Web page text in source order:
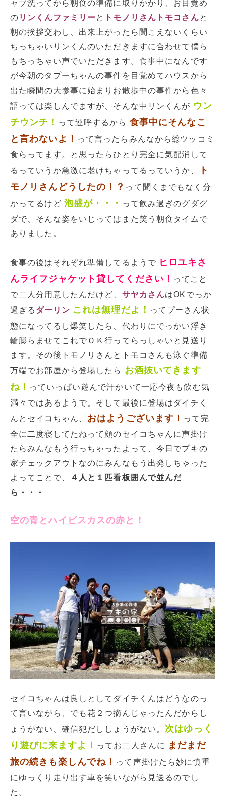
ャブ洗ってから朝食の準備に取りかかり、お目覚め
の リンくんファミリーと トモノリさんトモコさんと
朝の挨拶交わし、出来上がったら聞こえないくらい
ちっちゃいリンくんのいただきますに合わせて僕ら
もちっちゃい声でいただきます。食事中になんです
が今朝のタプーちゃんの事件を目覚めてハウスから
出た瞬間の大惨事に始まりお散歩中の事件から色々
語っては楽しんでますが、そんな中リンくんが ウン
チウンチ！
って連呼するから 食事中にそんなこ
と言わないよ！ って言ったらみんなから総ツッコミ
食らってます。と思ったらひとり完全に気配消して
るっていうか急激に老けちゃってるっていうか、
ト
モノリさんどうしたの！？ って聞くまでもなく分
かってるけど 泡盛が・・・ って飲み過ぎのグダグ
ダで、そんな姿をいじってはまた笑う朝食タイムで
ありました。
食事の後はそれぞれ準備してるようで ヒロユキさ
んライフジャケット貸してください！ ってこと
で二人分用意したんだけど、 サヤカさんはOKでっか
過ぎる ダーリン これは無理だよ！ ってプーさん状
態になってるし爆笑したら、代わりにでっかい浮き
輪膨らませてこれでＯＫ行ってらっしゃいと見送り
ます。その後トモノリさんとトモコさんも泳ぐ準備
万端でお部屋から登場したら お酒抜いてきます
ね！ っていっぱい遊んで汗かいて一応今夜も飲む気
満々ではあるようで。そして最後に登場はダイチく
んとセイコちゃん、 おはようございます！ って完
全に二度寝してたねって顔のセイコちゃんに声掛け
たらみんなもう行っちゃったよって、今日でプキの
家チェックアウトなのにみんなもう出発しちゃった
よってことで、
４人と１匹看板囲んで並んだ
ら・・・
空の青とハイビスカスの赤と！
セイコちゃんは良しとしてダイチくんはどうなのっ
て言いながら、でも花２つ摘んじゃったんだからし
ょうがない、確信犯だししょうがない。 次はゆっく
り遊びに来ますよ！ ってお二人さんに
まだまだ
旅の続きも楽しんでね！ って声掛けたら妙に慎重
にゆっくり走り出す車を笑いながら見送るのでし
た。